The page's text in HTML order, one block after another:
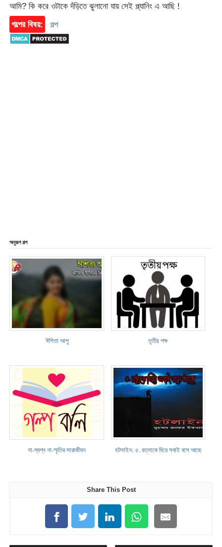
আমি? কি করে ওটাকে দঁড়িতে ঝুলানো যায় সেই প্ল্যানিং এ আছি !
গল্পের বিষয়:
গল্প
অনুরূপ গল্প
ঈশিতা আপু তৃতীয় পক্ষ
না-স্বপ্ন না-স্মৃতির সারাজীবন হটলাইন: ৫. রত্নাকে ঘিরে সবাই বসে আছে
Share This Post